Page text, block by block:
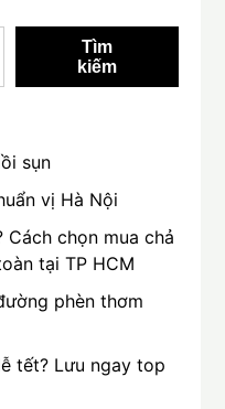
Tìm
kiếm
sụn
vị Hà Nội
Cách chọn mua chả
tại TP HCM
phèn thơm
tết? Lưu ngay top